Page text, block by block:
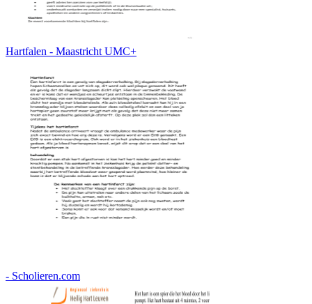
Hartfalen - Maastricht UMC+
- Scholieren.com